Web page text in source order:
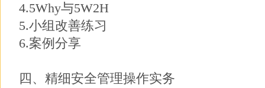
4.5Why与5W2H
5.小组改善练习
6.案例分享
四、精细安全管理操作实务